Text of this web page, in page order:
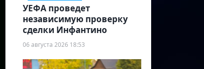
УЕФА проведет
независимую проверку
сделки Инфантино
06 августа 2026 18:53